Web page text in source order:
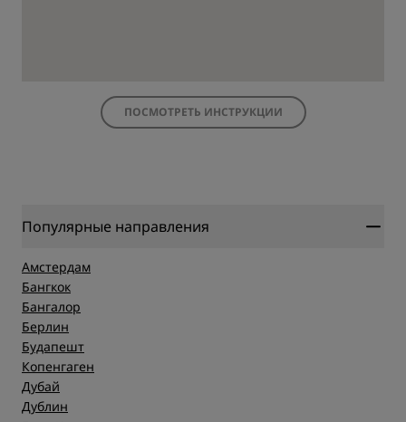
ПОСМОТРЕТЬ ИНСТРУКЦИИ
Популярные направления
Амстердам
Бангкок
Бангалор
Берлин
Будапешт
Копенгаген
Дубай
Дублин